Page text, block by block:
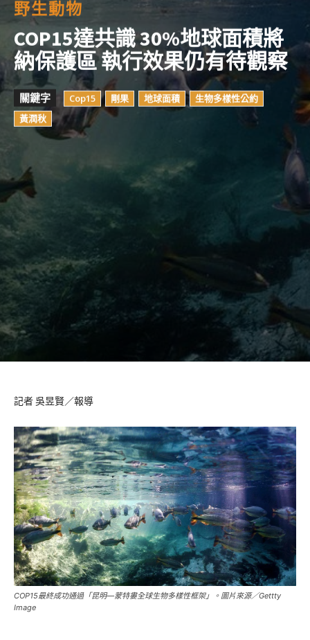
野生動物
COP15達共識 30%地球面積將
納保護區 執行效果仍有待觀察
關鍵字 Cop15 剛果 地球面積
生物多樣性公約
黃潤秋
記者 吳昱賢／報導
COP15最終成功通過「昆明—蒙特婁全球生物多樣性框架」。圖片來源／Gettty
Image